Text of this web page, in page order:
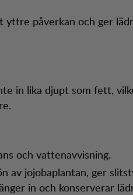
yttre påverkan och ger
in lika djupt som fett,
och vattenavvisning.
av jojobaplantan, ger
in och konserverar